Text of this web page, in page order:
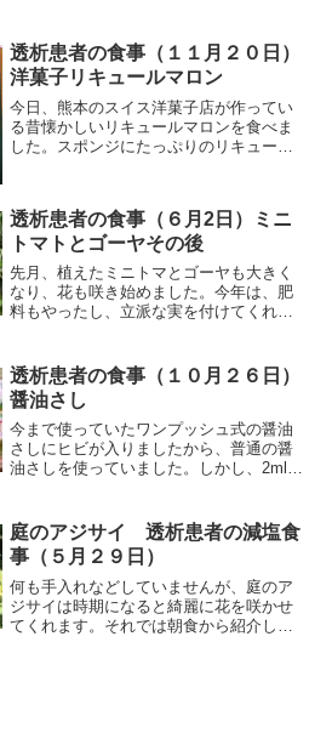
りません。ただ、検査費用を見るとその
金額にはびっくりでした。...
透析患者の食事（１１月２０日）
洋菓子リキュールマロン
今日、熊本のスイス洋菓子店が作ってい
る昔懐かしいリキュールマロンを食べま
した。スポンジにたっぷりのリキュール
す。（写真は昼食写真にあ...
透析患者の食事（６月2日）ミニ
トマトとゴーヤその後
先月、植えたミニトマとゴーヤも大きく
なり、花も咲き始めました。今年は、肥
料もやったし、立派な実を付けてくれる
下 5月7日それでは朝食から紹介しま
す。朝食（骨なし秋刀魚で...
透析患者の食事（１０月２６日）
醤油さし
今まで使っていたワンプッシュ式の醤油
さしにヒビが入りましたから、普通の醤
油さしを使っていました。しかし、2mlや
たワンプッシュ式に替えたわけです。こ
れだと、ほんの一滴...
庭のアジサイ 透析患者の減塩食
事（５月２９日）
何も手入れなどしていませんが、庭のア
ジサイは時期になると綺麗に花を咲かせ
てくれます。それでは朝食から紹介しま